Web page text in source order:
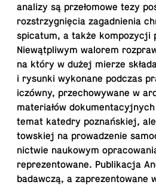
analizy są przełomowe tezy
rozstrzygnięcia za­gad­nienia
spi­ca­tum, a także
Niewątpliwym walorem
na który w dużej mierze
i rysunki wyko­nane podczas
iczówny, prze­chowywane w
materiałów
temat katedry poznańskiej,
towskiej na prowadze­nie
nictwie naukowym
reprezen­towane. Pub­likacja
badawczą, a